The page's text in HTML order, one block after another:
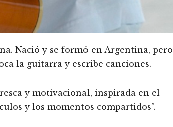
Nació y se formó en Argentina, pero
la guitarra y escribe canciones.
y motivacional, inspirada en el
y los momentos compartidos”.